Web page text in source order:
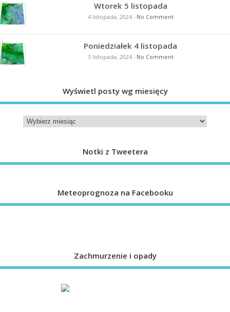
Wtorek 5 listopada
4 listopada, 2024- No Comment
Poniedziałek 4 listopada
3 listopada, 2024- No Comment
Wyświetl posty wg miesięcy
Notki z Tweetera
Meteoprognoza na Facebooku
Zachmurzenie i opady